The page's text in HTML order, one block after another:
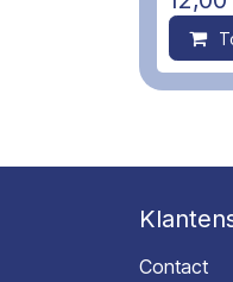
Contact